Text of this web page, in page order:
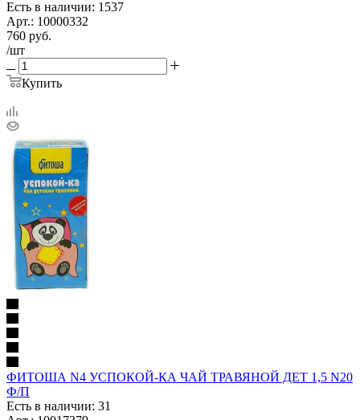
Есть в наличии: 1537
Арт.: 10000332
760 руб.
/шт
Купить
ФИТОША N4 УСПОКОЙ-КА ЧАЙ ТРАВЯНОЙ ДЕТ 1,5 N20
Ф/П
Есть в наличии: 31